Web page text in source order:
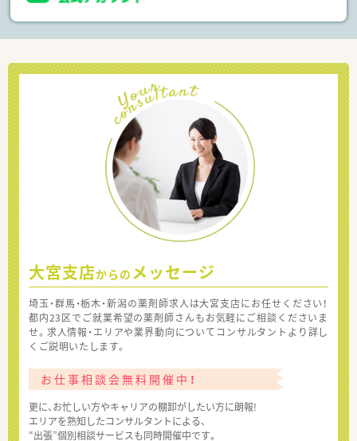
大宮支店からの メッセージ
埼玉・群馬・栃木・新潟の薬剤師求人は大宮支店にお任せください！
都内23区でご就業希望の薬剤師さんもお気軽にご相談くださいま
せ。求人情報・エリアや業界動向についてコンサルタントより詳し
くご説明いたします。
お仕事相談会無料開催中！
更に、お忙しい方やキャリアの棚卸がしたい方に朗報!
エリアを熟知したコンサルタントによる、
“出張”個別相談サービスも同時開催中です。